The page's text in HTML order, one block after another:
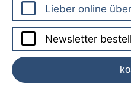
Lieber online
Newsletter